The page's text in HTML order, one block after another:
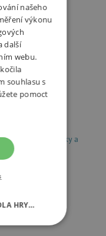
součástí
Vagonky a
děti od 3 let
děti od 6 let
našeho
výkonu
další
webu.
souhlasu s
pomoct
HRY…